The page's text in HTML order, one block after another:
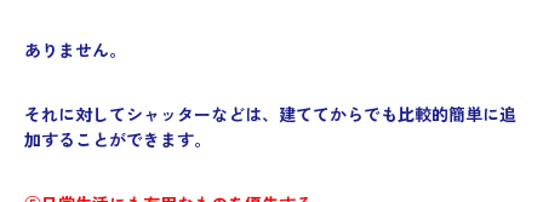
ありません。
それに対してシャッターなどは、建ててからでも比較的簡単に追
加することができます。